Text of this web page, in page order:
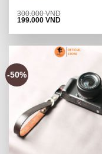
300.000VND
Original
was:
199.000VNDCurrent
is:
-50%